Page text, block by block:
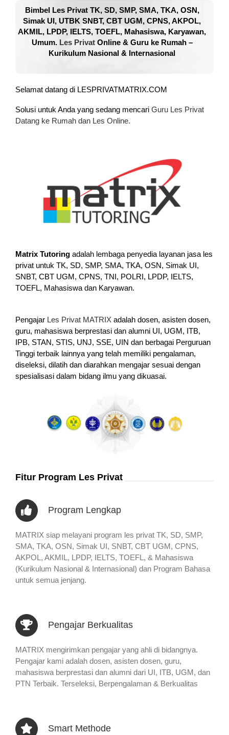
Bimbel Les Privat TK, SD, SMP, SMA, TKA, OSN,
Simak UI, UTBK SNBT, CBT UGM, CPNS, AKPOL,
AKMIL, LPDP, IELTS, TOEFL, Mahasiswa, Karyawan,
Umum. Les PrivatOnline & Guru ke Rumah –
Kurikulum Nasional & Internasional
Selamat datang di LESPRIVATMATRIX.COM
Solusi untuk Anda yang sedang mencari Guru Les Privat
Datang ke Rumah dan Les Online.
Matrix Tutoring adalah lembaga penyedia layanan jasa les
privat untuk TK, SD, SMP, SMA, TKA, OSN, Simak UI,
SNBT, CBT UGM, CPNS, TNI, POLRI, LPDP, IELTS,
TOEFL, Mahasiswa dan Karyawan.
Pengajar Les Privat MATRIX adalah dosen, asisten dosen,
guru, mahasiswa berprestasi dan alumni UI, UGM, ITB,
IPB, STAN, STIS, UNJ, SSE, UIN dan berbagai Perguruan
Tinggi terbaik lainnya yang telah memiliki pengalaman,
diseleksi, dilatih dan diarahkan mengajar sesuai dengan
spesialisasi dalam bidang ilmu yang dikuasai.
Fitur Program Les Privat
Program Lengkap
MATRIX siap melayani program les privat TK, SD, SMP,
SMA, TKA, OSN, Simak UI, SNBT, CBT UGM, CPNS,
AKPOL, AKMIL, LPDP, IELTS, TOEFL, & Mahasiswa
(Kurikulum Nasional & Internasional) dan Program Bahasa
untuk semua jenjang.
Pengajar Berkualitas
MATRIX mengirimkan pengajar yang ahli di bidangnya.
Pengajar kami adalah dosen, asisten dosen, guru,
mahasiswa berprestasi dan alumni dari UI, ITB, UGM, dan
PTN Terbaik. Terseleksi, Berpengalaman & Berkualitas
Smart Methode